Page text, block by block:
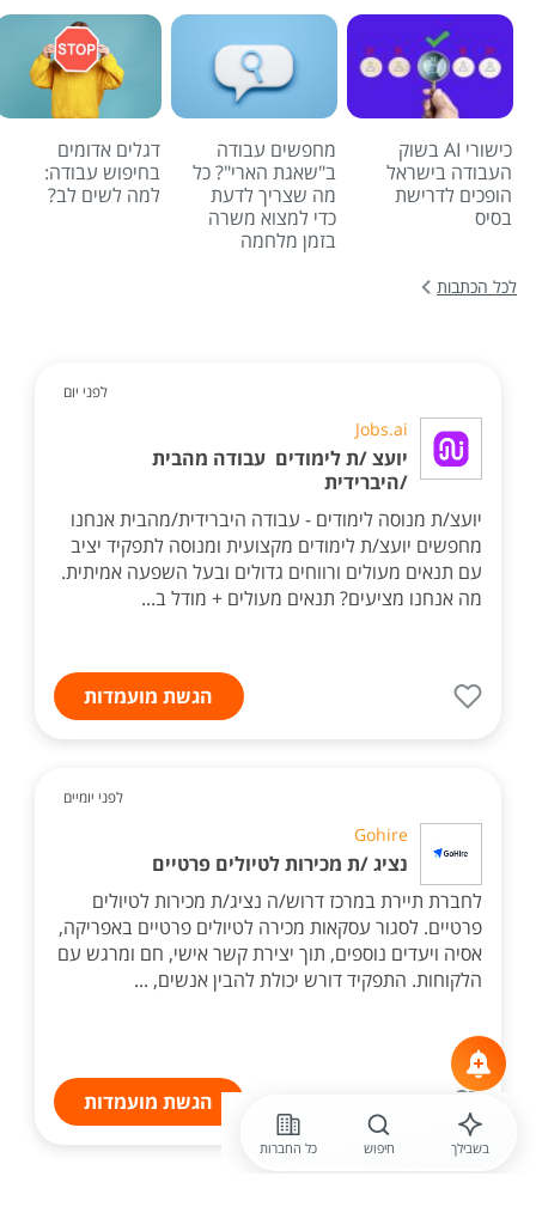
כישורי AI בשוק
העבודה בישראל
הופכים לדרישת
בסיס
מחפשים עבודה
ב"שאגת הארי"? כל
מה שצריך לדעת
כדי למצוא משרה
בזמן מלחמה
דגלים אדומים
בחיפוש עבודה:
למה לשים לב?
לכל הכתבות
לפני יום
Jobs.ai
יועצ /ת לימודים עבודה מהבית
/היברידית
יועצ/ת מנוסה לימודים - עבודה היברידית/מהבית אנחנו
מחפשים יועצ/ת לימודים מקצועית ומנוסה לתפקיד יציב
עם תנאים מעולים ורווחים גדולים ובעל השפעה אמיתית.
מה אנחנו מציעים? תנאים מעולים + מודל ב...
הגשת מועמדות
לפני יומיים
Gohire
נציג /ת מכירות לטיולים פרטיים
לחברת תיירת במרכז דרוש/ה נציג/ת מכירות לטיולים
פרטיים. לסגור עסקאות מכירה לטיולים פרטיים באפריקה,
אסיה ויעדים נוספים, תוך יצירת קשר אישי, חם ומרגש עם
הלקוחות. התפקיד דורש יכולת להבין אנשים, ...
הגשת מועמדות
בשבילך חיפוש כל החברות